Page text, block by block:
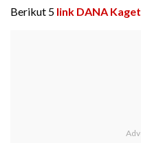
Berikut 5 link DANA Kaget